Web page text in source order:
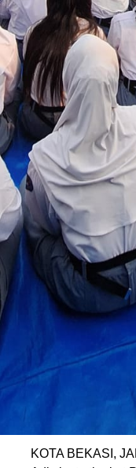
KOTA BEKASI,